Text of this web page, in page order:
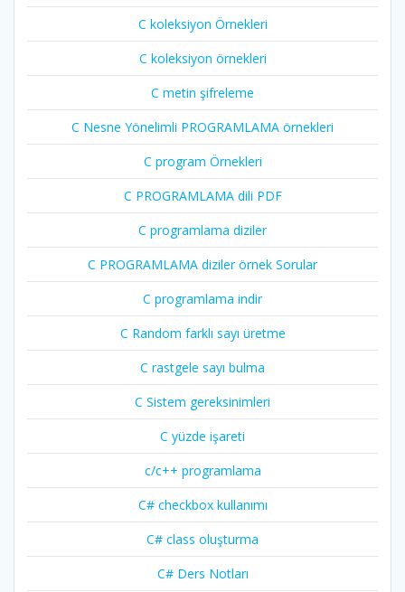
C koleksiyon Örnekleri
C koleksiyon örnekleri
C metin şifreleme
C Nesne Yönelimli PROGRAMLAMA örnekleri
C program Örnekleri
C PROGRAMLAMA dili PDF
C programlama diziler
C PROGRAMLAMA diziler örnek Sorular
C programlama indir
C Random farklı sayı üretme
C rastgele sayı bulma
C Sistem gereksinimleri
C yüzde işareti
c/c++ programlama
C# checkbox kullanımı
C# class oluşturma
C# Ders Notları